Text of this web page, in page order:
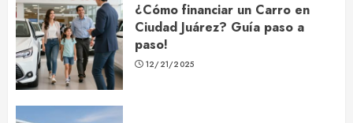
¿Cómo financiar un Carro en
Ciudad Juárez? Guía paso a
paso!
12/21/2025